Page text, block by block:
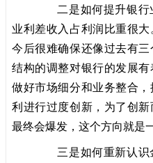
二是如何提升银行
业利差收入占利润比重很
今后很难确保还像过去有
结构的调整对银行的发展
做好市场细分和业务整合
利进行过度创新，为了创
最终会爆发，这个方向就是
三是如何重新认识